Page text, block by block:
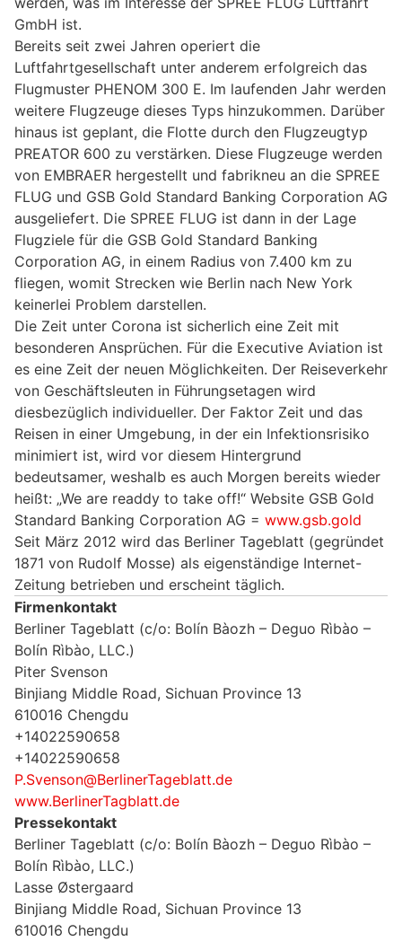
GmbH ist.
Bereits seit zwei Jahren operiert die
Luftfahrtgesellschaft unter anderem erfolgreich das
Flugmuster PHENOM 300 E. Im laufenden Jahr werden
weitere Flugzeuge dieses Typs hinzukommen. Darüber
hinaus ist geplant, die Flotte durch den Flugzeugtyp
PREATOR 600 zu verstärken. Diese Flugzeuge werden
von EMBRAER hergestellt und fabrikneu an die SPREE
FLUG und GSB Gold Standard Banking Corporation AG
ausgeliefert. Die SPREE FLUG ist dann in der Lage
Flugziele für die GSB Gold Standard Banking
Corporation AG, in einem Radius von 7.400 km zu
fliegen, womit Strecken wie Berlin nach New York
keinerlei Problem darstellen.
Die Zeit unter Corona ist sicherlich eine Zeit mit
besonderen Ansprüchen. Für die Executive Aviation ist
es eine Zeit der neuen Möglichkeiten. Der Reiseverkehr
von Geschäftsleuten in Führungsetagen wird
diesbezüglich individueller. Der Faktor Zeit und das
Reisen in einer Umgebung, in der ein Infektionsrisiko
minimiert ist, wird vor diesem Hintergrund
bedeutsamer, weshalb es auch Morgen bereits wieder
heißt: „We are readdy to take off!“ Website GSB Gold
Standard Banking Corporation AG = www.gsb.gold
Seit März 2012 wird das Berliner Tageblatt (gegründet
1871 von Rudolf Mosse) als eigenständige Internet-
Zeitung betrieben und erscheint täglich.
Firmenkontakt
Berliner Tageblatt (c/o: Bolín Bàozh – Deguo Rìbào –
Bolín Rìbào, LLC.)
Piter Svenson
Binjiang Middle Road, Sichuan Province 13
610016 Chengdu
+14022590658
+14022590658
P.Svenson@BerlinerTageblatt.de
www.BerlinerTagblatt.de
Pressekontakt
Berliner Tageblatt (c/o: Bolín Bàozh – Deguo Rìbào –
Bolín Rìbào, LLC.)
Lasse Østergaard
Binjiang Middle Road, Sichuan Province 13
610016 Chengdu